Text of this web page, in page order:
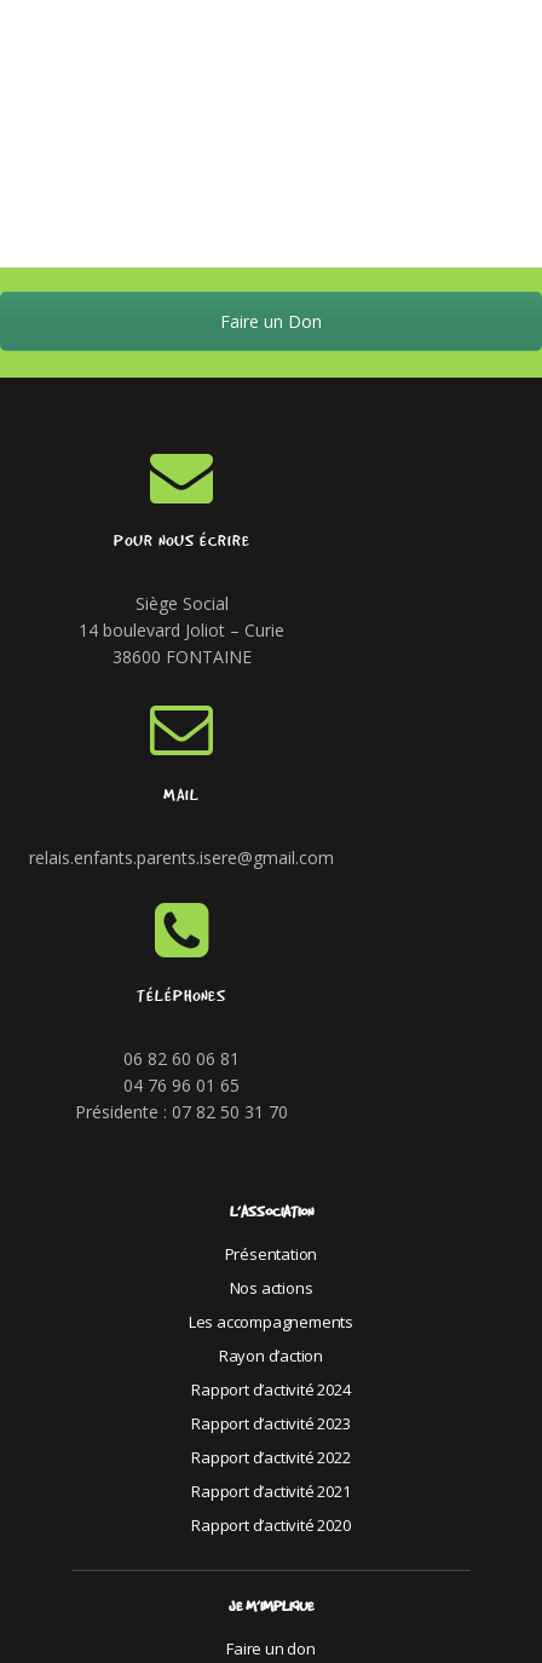
Faire un Don
POUR NOUS ÉCRIRE
Siège Social
14 boulevard Joliot – Curie
38600 FONTAINE
MAIL
relais.enfants.parents.isere@gmail.com
TÉLÉPHONES
06 82 60 06 81
04 76 96 01 65
Présidente : 07 82 50 31 70
L’ASSOCIATION
Présentation
Nos actions
Les accompagnements
Rayon d’action
Rapport d’activité 2024
Rapport d’activité 2023
Rapport d’activité 2022
Rapport d’activité 2021
Rapport d’activité 2020
JE M’IMPLIQUE
Faire un don